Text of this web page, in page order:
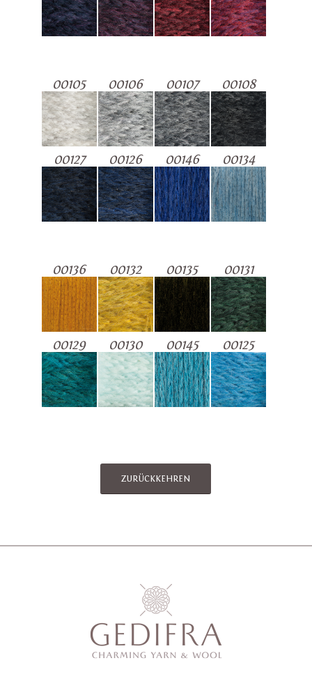
00105 00106 00107 00108
00127 00126 00146 00134
00136 00132 00135 00131
00129 00130 00145 00125
ZURÜCKKEHREN